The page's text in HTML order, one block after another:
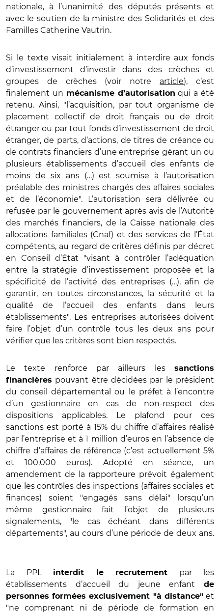
nationale, à l’unanimité des députés présents et
avec le soutien de la ministre des Solidarités et des
Familles Catherine Vautrin.
Si le texte visait initialement à interdire aux fonds
d’investissement d’investir dans des crèches et
groupes de crèches (voir notre article), c’est
finalement un mécanisme d’autorisation qui a été
retenu. Ainsi, "l’acquisition, par tout organisme de
placement collectif de droit français ou de droit
étranger ou par tout fonds d’investissement de droit
étranger, de parts, d’actions, de titres de créance ou
de contrats financiers d’une entreprise gérant un ou
plusieurs établissements d’accueil des enfants de
moins de six ans (…) est soumise à l’autorisation
préalable des ministres chargés des affaires sociales
et de l’économie". L’autorisation sera délivrée ou
refusée par le gouvernement après avis de l’Autorité
des marchés financiers, de la Caisse nationale des
allocations familiales (Cnaf) et des services de l’État
compétents, au regard de critères définis par décret
en Conseil d’État "visant à contrôler l’adéquation
entre la stratégie d’investissement proposée et la
spécificité de l’activité des entreprises (…), afin de
garantir, en toutes circonstances, la sécurité et la
qualité de l’accueil des enfants dans leurs
établissements". Les entreprises autorisées doivent
faire l’objet d’un contrôle tous les deux ans pour
vérifier que les critères sont bien respectés.
Le texte renforce par ailleurs les sanctions
financières pouvant être décidées par le président
du conseil départemental ou le préfet à l’encontre
d’un gestionnaire en cas de non-respect des
dispositions applicables. Le plafond pour ces
sanctions est porté à 15% du chiffre d’affaires réalisé
par l’entreprise et à 1 million d’euros en l’absence de
chiffre d’affaires de référence (c’est actuellement 5%
et 100.000 euros). Adopté en séance, un
amendement de la rapporteure prévoit également
que les contrôles des inspections (affaires sociales et
finances) soient "engagés sans délai" lorsqu’un
même gestionnaire fait l’objet de plusieurs
signalements, "le cas échéant dans différents
départements", au cours d’une période de deux ans.
La PPL interdit le recrutement par les
établissements d’accueil du jeune enfant de
personnes formées exclusivement "à distance"et
"ne comprenant ni de période de formation en